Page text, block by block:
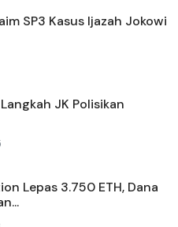
SP3 Kasus Ijazah Jokowi
JK Polisikan
Lepas 3.750 ETH, Dana